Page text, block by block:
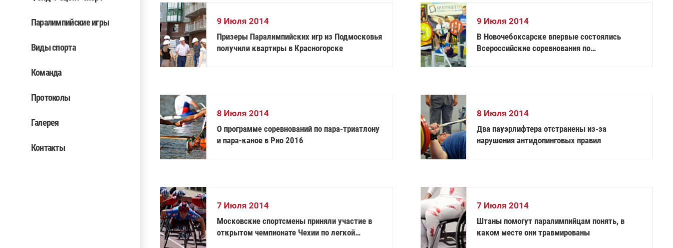
Паралимпийские игры
Виды спорта
Команда
Протоколы
Галерея
Контакты
9 Июля 2014
Призеры Паралимпийских игр из Подмосковья
получили квартиры в Красногорске
9 Июля 2014
В Новочебоксарске впервые состоялись
Всероссийские соревнования по
8 Июля 2014
О программе соревнований по пара-триатлону
и пара-каное в Рио 2016
8 Июля 2014
Два пауэрлифтера отстранены из-за
нарушения антидопинговых правил
7 Июля 2014
Московские спортсмены приняли участие в
открытом чемпионате Чехии по легкой
7 Июля 2014
Штаны помогут паралимпийцам понять, в
каком месте они травмированы